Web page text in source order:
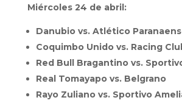
Miércoles 24 de abril:
Danubio vs. Atlético
Coquimbo Unido vs. Racing
Red Bull Bragantino vs.
Real Tomayapo vs. Belgrano
Rayo Zuliano vs. Sportivo